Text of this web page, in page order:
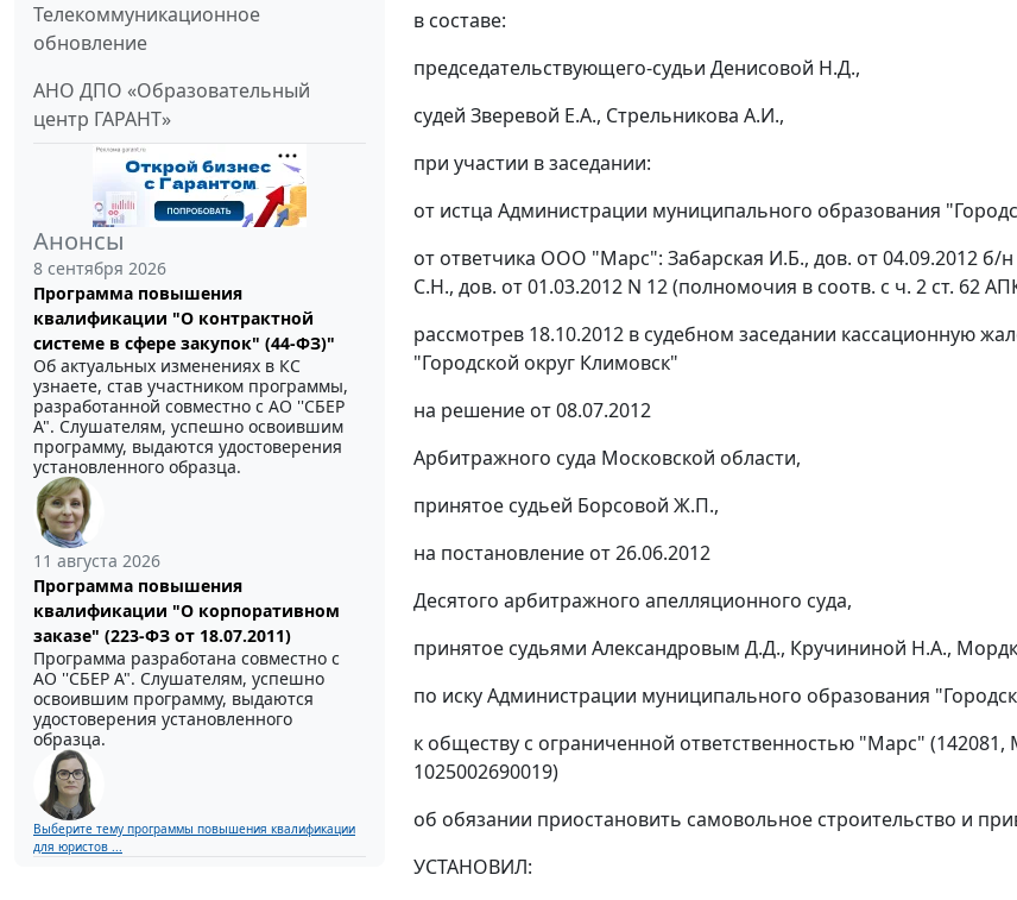
Телекоммуникационное
обновление
АНО ДПО «Образовательный
центр ГАРАНТ»
Анонсы
8 сентября 2026
Программа повышения
квалификации "О контрактной
системе в сфере закупок" (44-ФЗ)"
Об актуальных изменениях в КС
узнаете, став участником программы,
разработанной совместно с АО ''СБЕР
А". Слушателям, успешно освоившим
программу, выдаются удостоверения
установленного образца.
11 августа 2026
Программа повышения
квалификации "О корпоративном
заказе" (223-ФЗ от 18.07.2011)
Программа разработана совместно с
АО ''СБЕР А". Слушателям, успешно
освоившим программу, выдаются
удостоверения установленного
образца.
Выберите тему программы повышения квалификации
для юристов ...
в составе:
председательствующего-судьи Денисовой Н.Д.,
судей Зверевой Е.А., Стрельникова А.И.,
при участии в заседании:
от истца Администрации муниципального образования
от ответчика ООО "Марс": Забарская И.Б., дов. от 04.09.2012 б/
С.Н., дов. от 01.03.2012 N 12 (полномочия в соотв. с ч. 2 ст. 62
рассмотрев 18.10.2012 в судебном заседании кассационную
"Городской округ Климовск"
на решение от 08.07.2012
Арбитражного суда Московской области,
принятое судьей Борсовой Ж.П.,
на постановление от 26.06.2012
Десятого арбитражного апелляционного суда,
принятое судьями Александровым Д.Д., Кручининой Н.А.,
по иску Администрации муниципального образования
к обществу с ограниченной ответственностью "Марс"
1025002690019)
об обязании приостановить самовольное строительство и
УСТАНОВИЛ: